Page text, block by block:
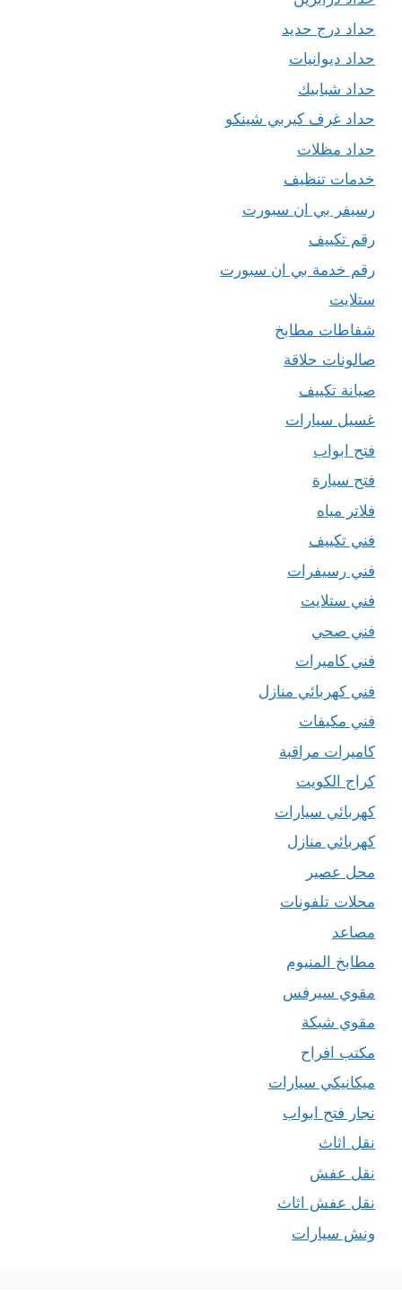
حداد درج حديد
حداد ديوانيات
حداد شبابيك
حداد غرف كيربي شينكو
حداد مظلات
خدمات تنظيف
رسيفر بي ان سبورت
رقم تكييف
رقم خدمة بي ان سبورت
ستلايت
شفاطات مطابخ
صالونات حلاقة
صيانة تكييف
غسيل سيارات
فتح ابواب
فتح سيارة
فلاتر مياه
فني تكييف
فني رسيفرات
فني ستلايت
فني صحي
فني كاميرات
فني كهربائي منازل
فني مكيفات
كاميرات مراقبة
كراج الكويت
كهربائي سيارات
كهربائي منازل
محل عصير
محلات تلفونات
مصاعد
مطابخ المنيوم
مقوي سيرفس
مقوي شبكة
مكتب افراح
ميكانيكي سيارات
نجار فتح ابواب
نقل اثاث
نقل عفش
نقل عفش اثاث
ونش سيارات